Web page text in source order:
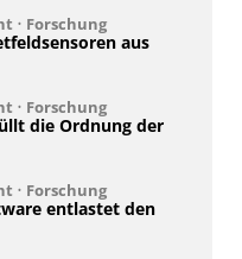
• Forschung
aus
• Forschung
die Ordnung der
• Forschung
entlastet den